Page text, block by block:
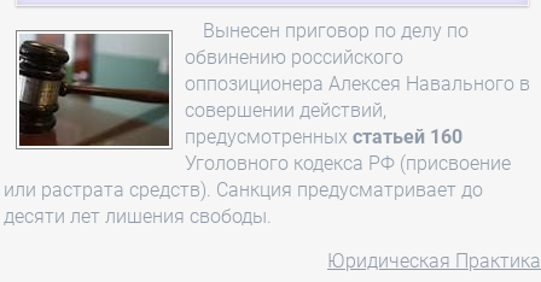
Вынесен приговор по делу по
обвинению российского
оппозиционера Алексея Навального в
совершении действий,
предусмотренных статьей 160
Уголовного кодекса РФ (присвоение
или растрата средств). Санкция предусматривает до
десяти лет лишения свободы.
Юридическая Практика